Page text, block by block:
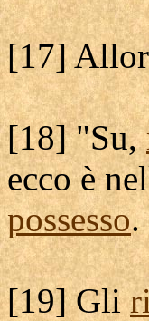
[17]
[18] "Su,
ecco è
possesso.
[19] Gli